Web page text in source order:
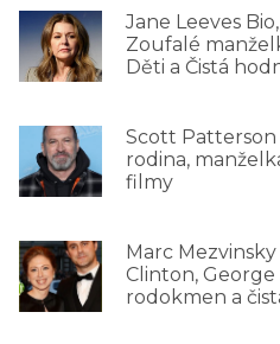
Jane Leeves
Zoufalé
Děti a Čistá
Scott Patterson
rodina,
filmy
Marc
Clinton, George
rodokmen a